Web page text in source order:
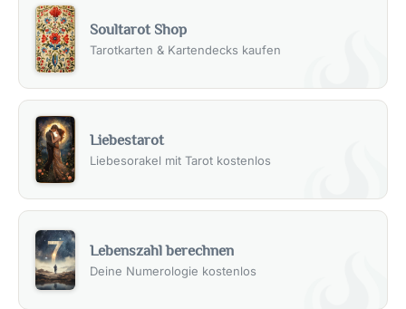
Soultarot Shop
Tarotkarten & Kartendecks kaufen
Liebestarot
Liebesorakel mit Tarot kostenlos
Lebenszahl berechnen
Deine Numerologie kostenlos